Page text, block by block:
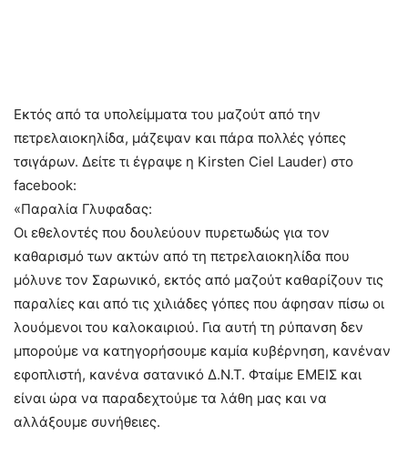
Εκτός από τα υπολείμματα του μαζούτ από την
πετρελαιοκηλίδα, μάζεψαν και πάρα πολλές γόπες
τσιγάρων. Δείτε τι έγραψε η Kirsten Ciel Lauder) στο
facebook:
«Παραλία Γλυφαδας:
Οι εθελοντές που δουλεύουν πυρετωδώς για τον
καθαρισμό των ακτών από τη πετρελαιοκηλίδα που
μόλυνε τον Σαρωνικό, εκτός από μαζούτ καθαρίζουν τις
παραλίες και από τις χιλιάδες γόπες που άφησαν πίσω οι
λουόμενοι του καλοκαιριού. Για αυτή τη ρύπανση δεν
μπορούμε να κατηγορήσουμε καμία κυβέρνηση, κανέναν
εφοπλιστή, κανένα σατανικό Δ.Ν.Τ. Φταίμε ΕΜΕΙΣ και
είναι ώρα να παραδεχτούμε τα λάθη μας και να
αλλάξουμε συνήθειες.